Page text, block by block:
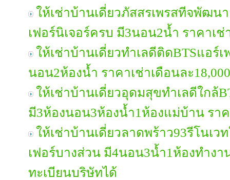
ให้เช่าบ้านเดี่ยวภัสสรเพรสทีจพัฒน
เฟอร์นิเจอร์ครบ มี3นอน2น้ำ ราคาเช่
ให้เช่าบ้านเดี่ยวทำเลดีติดBTSแอร์
นอน2ห้องน้ำ ราคาเช่าเดือนละ
ให้เช่าบ้านเดี่ยวอุดมสุขทำเลดีใกล้
มี3ห้องนอน3ห้องน้ำ1ห้องแม่บ้าน ราค
ให้เช่าบ้านเดี่ยวลาดพร้าว93รีโนเว
เฟอร์บางส่วน มี4นอน3น้ำ1ห้องทำงา
ทะเบียนบริษัทได้